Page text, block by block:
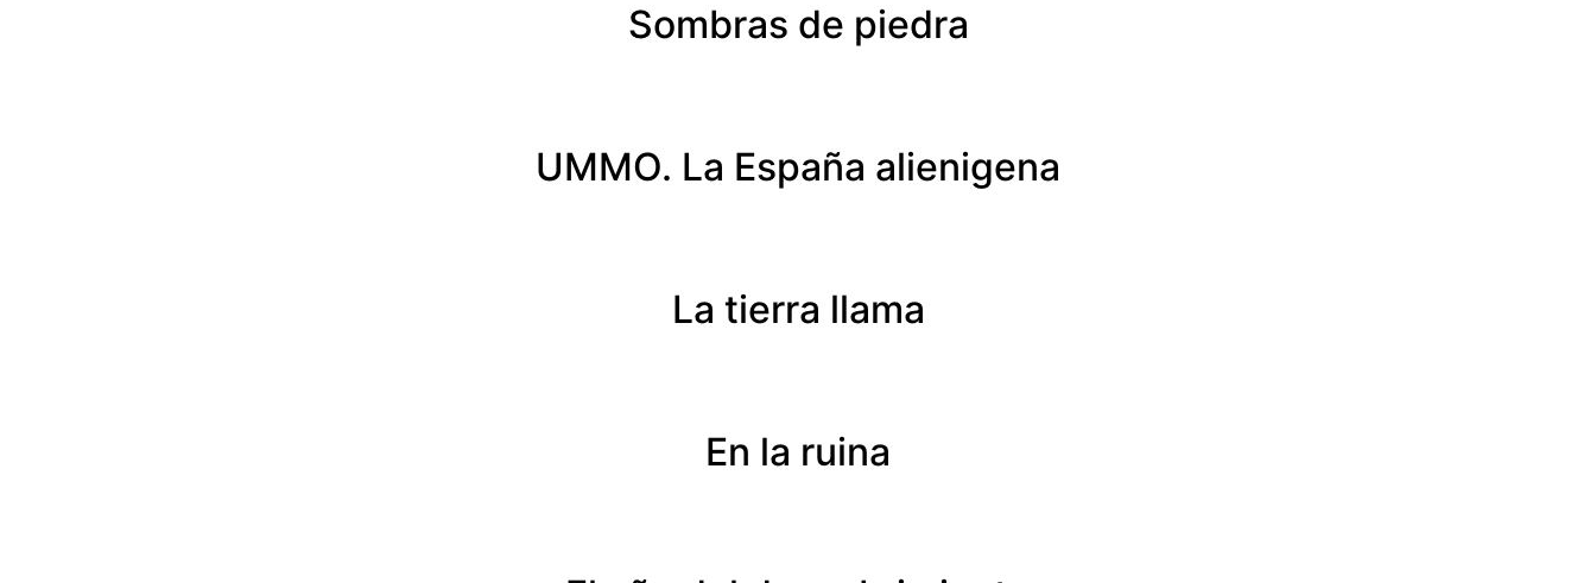
Sombras de piedra
UMMO. La España alienigena
La tierra llama
En la ruina